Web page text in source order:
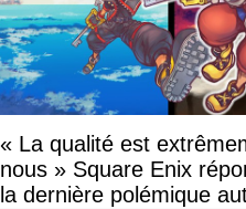
« La qualité est
nous » Square Enix
la dernière polémique